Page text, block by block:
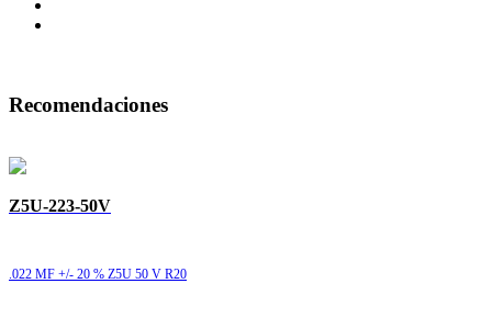
Recomendaciones
Z5U-223-50V
.022 MF +/- 20 % Z5U 50 V R20